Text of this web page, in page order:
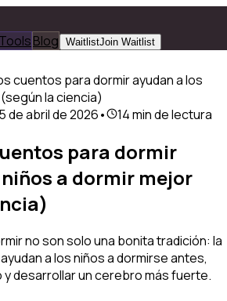
ToolsBlog WaitlistJoin Waitlist
cuentos para dormir ayudan a los
la ciencia)
de abril de 2026• 14min de lectura
para dormir
a dormir mejor
no son solo una bonita tradición: la
a los niños a dormirse antes,
desarrollar un cerebro más fuerte.